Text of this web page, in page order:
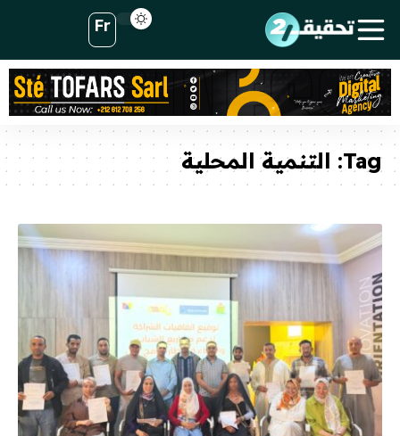
Fr
Tag: التنمية المحلية